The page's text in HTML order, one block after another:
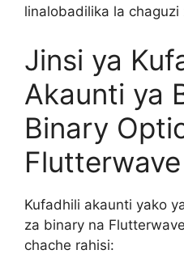
linalobadilika la chaguzi
Jinsi ya
Akaunti ya
Binary
Flutterwave
Kufadhili akaunti yako
za binary na
chache rahisi: